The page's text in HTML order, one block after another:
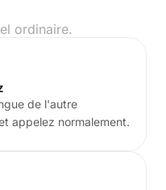
ordinaire.
de l'autre
appelez normalement.